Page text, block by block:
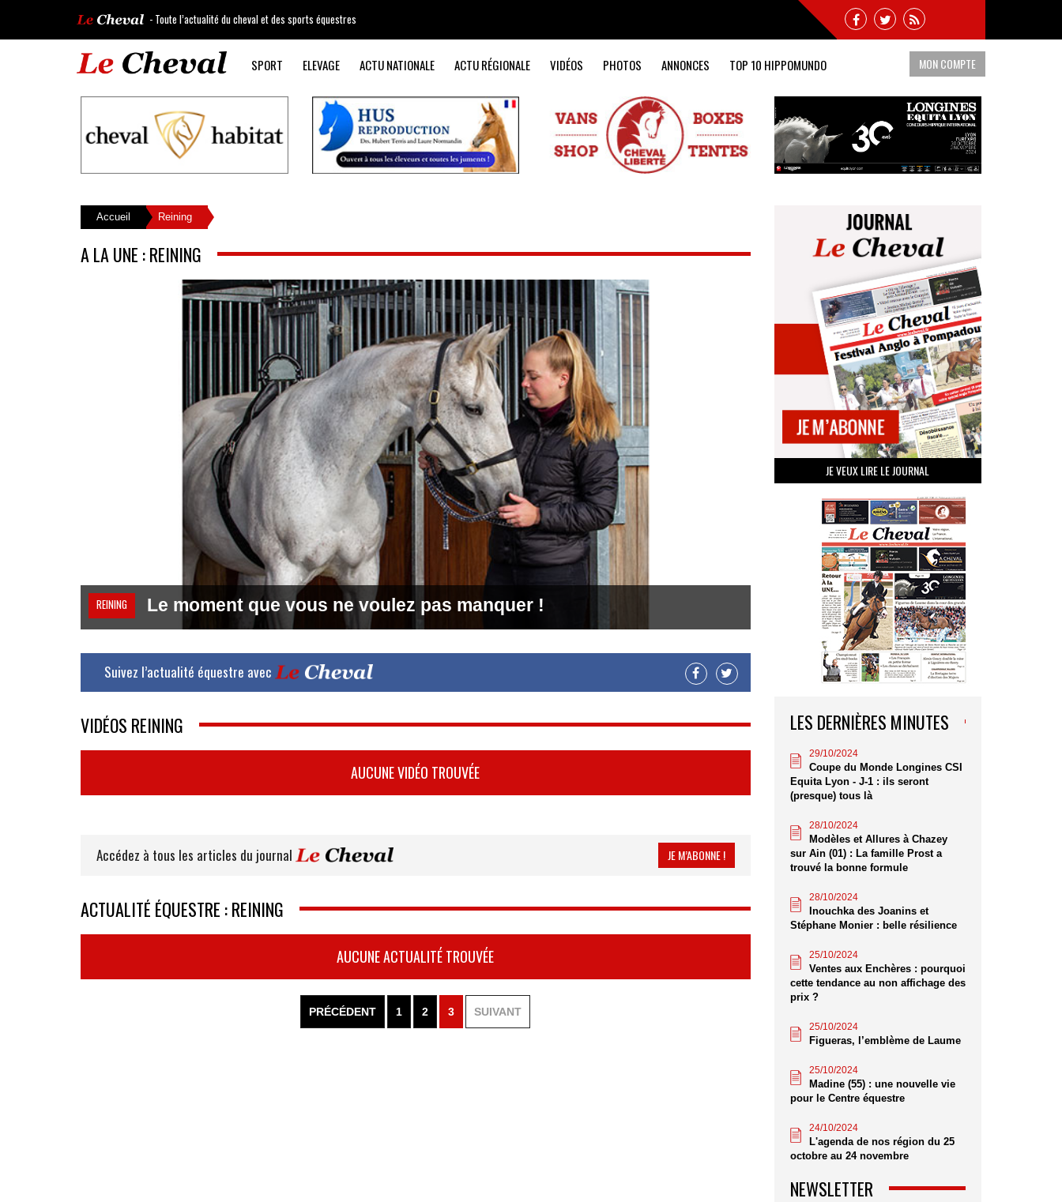
- Toute l’actualité du cheval et des sports équestres
SPORT ELEVAGE ACTU NATIONALE ACTU RÉGIONALE VIDÉOS PHOTOS ANNONCES TOP 10 HIPPOMUNDO MON COMPTE
Accueil Reining
A LA UNE : REINING
REINING Le moment que vous ne voulez pas manquer !
Suivez l’actualité équestre avec
VIDÉOS REINING
AUCUNE VIDÉO TROUVÉE
Accédez à tous les articles du journal JE M’ABONNE !
ACTUALITÉ ÉQUESTRE : REINING
AUCUNE ACTUALITÉ TROUVÉE
PRÉCÉDENT 1 2 3 SUIVANT
JE VEUX LIRE LE JOURNAL
LES DERNIÈRES MINUTES
29/10/2024
Coupe du Monde Longines CSI
Equita Lyon - J-1 : ils seront
(presque) tous là
28/10/2024
Modèles et Allures à Chazey
sur Ain (01) : La famille Prost a
trouvé la bonne formule
28/10/2024
Inouchka des Joanins et
Stéphane Monier : belle résilience
25/10/2024
Ventes aux Enchères : pourquoi
cette tendance au non affichage des
prix ?
25/10/2024
Figueras, l’emblème de Laume
25/10/2024
Madine (55) : une nouvelle vie
pour le Centre équestre
24/10/2024
L'agenda de nos région du 25
octobre au 24 novembre
NEWSLETTER